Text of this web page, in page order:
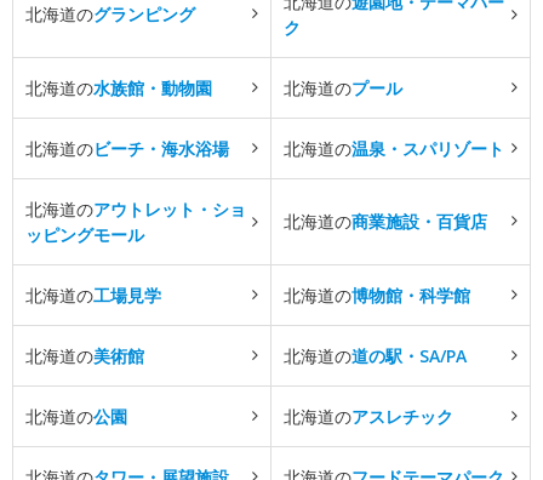
北海道のグランピング
ク
北海道の水族館・動物園 北海道のプール
北海道のビーチ・海水浴場 北海道の温泉・スパリゾート
北海道のアウトレット・ショ
ッピングモール
北海道の商業施設・百貨店
北海道の工場見学 北海道の博物館・科学館
北海道の美術館 北海道の道の駅・SA/PA
北海道の公園 北海道のアスレチック